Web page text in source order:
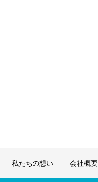
私たちの想い 会社概要